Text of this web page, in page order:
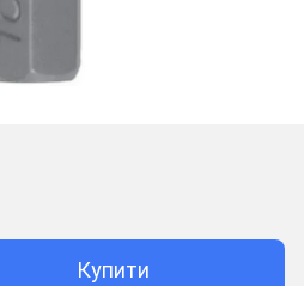
Купити